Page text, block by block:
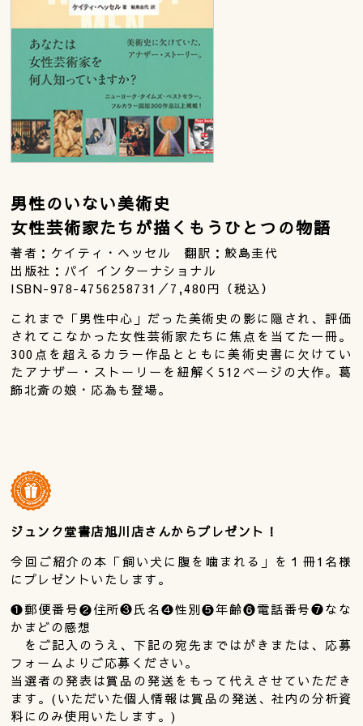
男性のいない美術史
女性芸術家たちが描くもうひとつの物語
著者：ケイティ・ヘッセル 翻訳：鮫島圭代
出版社：パイ インターナショナル
ISBN-978-4756258731／7,480円（税込）
これまで「男性中心」だった美術史の影に隠され、評価
されてこなかった女性芸術家たちに焦点を当てた一冊。
300点を超えるカラー作品とともに美術史書に欠けてい
たアナザー・ストーリーを紐解く512ページの大作。葛
飾北斎の娘・応為も登場。
ジュンク堂書店旭川店さんからプレゼント！
今回ご紹介の本「飼い犬に腹を噛まれる」を１冊1名様
にプレゼントいたします。
❶郵便番号❷住所❸氏名❹性別❺年齢❻電話番号❼なな
かまどの感想
をご記入のうえ、下記の宛先まではがきまたは、応募
フォームよりご応募ください。
当選者の発表は賞品の発送をもって代えさせていただき
ます。(いただいた個人情報は賞品の発送、社内の分析資
料にのみ使用いたします。)